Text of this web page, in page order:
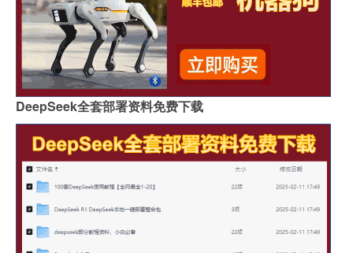
DeepSeek全套部署资料免费下载